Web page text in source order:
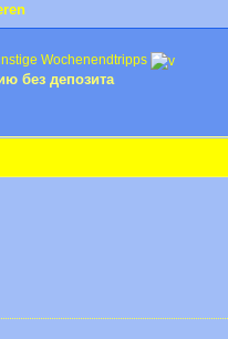
Wochenendtripps
без депозита